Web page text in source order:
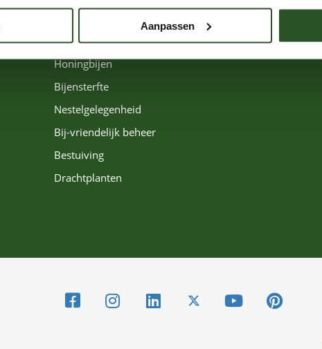
Aanpassen
Hommels
Honingbijen
Bijensterfte
Nestelgelegenheid
Bij-vriendelijk beheer
Bestuiving
Drachtplanten